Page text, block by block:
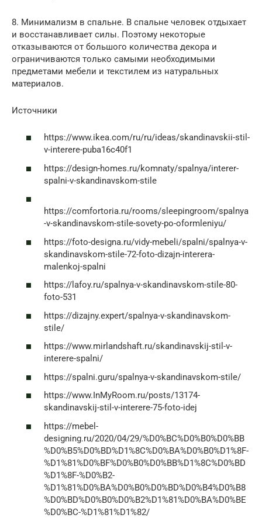
8. Минимализм в спальне. В спальне человек отдыхает
и восстанавливает силы. Поэтому некоторые
отказываются от большого количества декора и
ограничиваются только самыми необходимыми
предметами мебели и текстилем из натуральных
материалов.
Источники
https://www.ikea.com/ru/ru/ideas/skandinavskii-stil-
v-interere-puba16c40f1
https://design-homes.ru/komnaty/spalnya/interer-
spalni-v-skandinavskom-stile
https://comfortoria.ru/rooms/sleepingroom/spalnya
-v-skandinavskom-stile-sovety-po-oformleniyu/
https://foto-designa.ru/vidy-mebeli/spalni/spalnya-v-
skandinavskom-stile-72-foto-dizajn-interera-
malenkoj-spalni
https://lafoy.ru/spalnya-v-skandinavskom-stile-80-
foto-531
https://dizajny.expert/spalnya-v-skandinavskom-
stile/
https://www.mirlandshaft.ru/skandinavskij-stil-v-
interere-spalni/
https://spalni.guru/spalnya-v-skandinavskom-stile/
https://www.InMyRoom.ru/posts/13174-
skandinavskij-stil-v-interere-75-foto-idej
https://mebel-
designing.ru/2020/04/29/%D0%BC%D0%B0%D0%BB
%D0%B5%D0%BD%D1%8C%D0%BA%D0%B0%D1%8F-
%D1%81%D0%BF%D0%B0%D0%BB%D1%8C%D0%BD
%D1%8F-%D0%B2-
%D1%81%D0%BA%D0%B0%D0%BD%D0%B4%D0%B8
%D0%BD%D0%B0%D0%B2%D1%81%D0%BA%D0%BE
%D0%BC-%D1%81%D1%82/